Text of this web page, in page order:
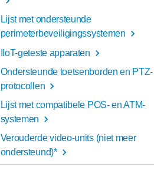
Lijst met ondersteunde
perimeterbeveiligingssystemen
IIoT-geteste apparaten
Ondersteunde toetsenborden en PTZ-
protocollen
Lijst met compatibele POS- en ATM-
systemen
Verouderde video-units (niet meer
ondersteund)*